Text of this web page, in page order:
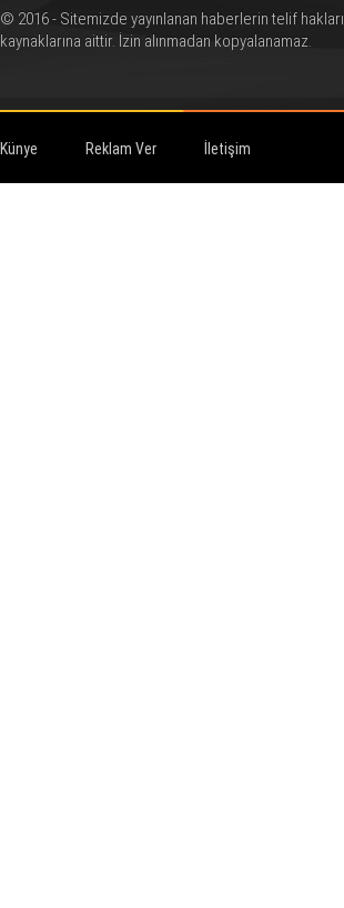
© 2016 - Sitemizde yayınlanan haberlerin telif
kaynaklarına aittir. İzin alınmadan kopyalanamaz.
Künye Reklam Ver İletişim